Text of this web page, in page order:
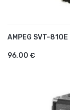
AMPEG SVT-810E
96,00 €